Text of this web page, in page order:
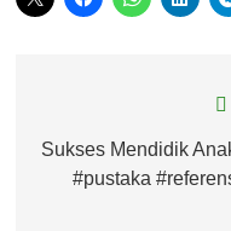
pos
Sukses Mendidik
#pustaka